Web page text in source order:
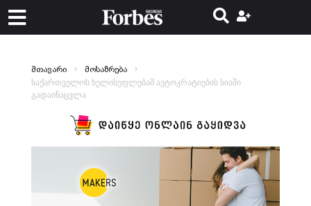
მთავარი მოსაზრება
საქართველოს ხელისუფლებამ ავტოკრატიების სიაში
გადაინაცვლა